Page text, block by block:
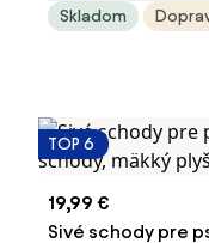
Skladom
TOP 6
19,99 €
Sivé schody pre